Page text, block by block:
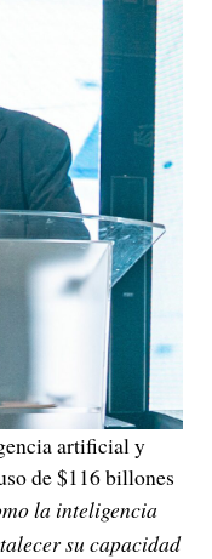
artificial y
de $116 billones
la inteligencia
su capacidad